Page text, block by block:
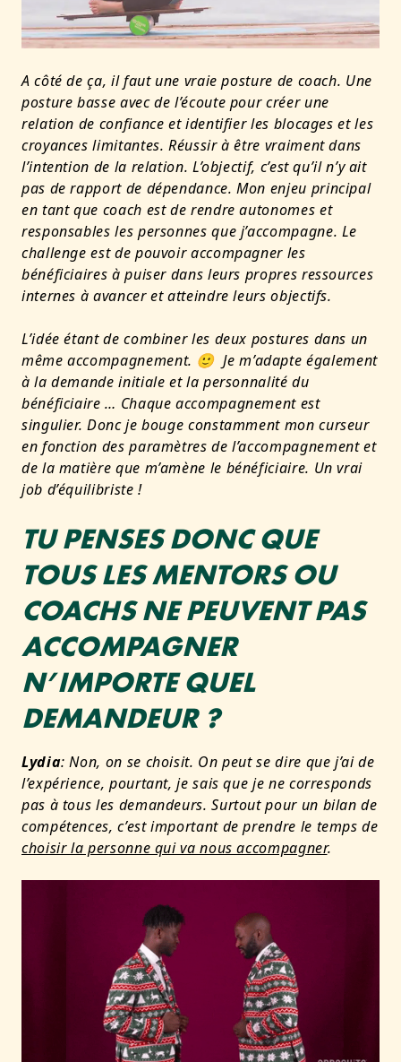
A côté de ça, il faut une vraie posture de coach. Une
posture basse avec de l’écoute pour créer une
relation de confiance et identifier les blocages et les
croyances limitantes. Réussir à être vraiment dans
l’intention de la relation. L’objectif, c’est qu’il n’y ait
pas de rapport de dépendance. Mon enjeu principal
en tant que coach est de rendre autonomes et
responsables les personnes que j’accompagne. Le
challenge est de pouvoir accompagner les
bénéficiaires à puiser dans leurs propres ressources
internes à avancer et atteindre leurs objectifs.
L’idée étant de combiner les deux postures dans un
même accompagnement. 🙂 Je m’adapte également
à la demande initiale et la personnalité du
bénéficiaire … Chaque accompagnement est
singulier. Donc je bouge constamment mon curseur
en fonction des paramètres de l’accompagnement et
de la matière que m’amène le bénéficiaire. Un vrai
job d’équilibriste !
TU PENSES DONC QUE
TOUS LES MENTORS OU
COACHS NE PEUVENT PAS
ACCOMPAGNER
N’IMPORTE QUEL
DEMANDEUR ?
Lydia: Non, on se choisit. On peut se dire que j’ai de
l’expérience, pourtant, je sais que je ne corresponds
pas à tous les demandeurs.Surtout pour un bilan de
compétences, c’est important de prendre le temps de
choisir la personne qui va nous accompagner.